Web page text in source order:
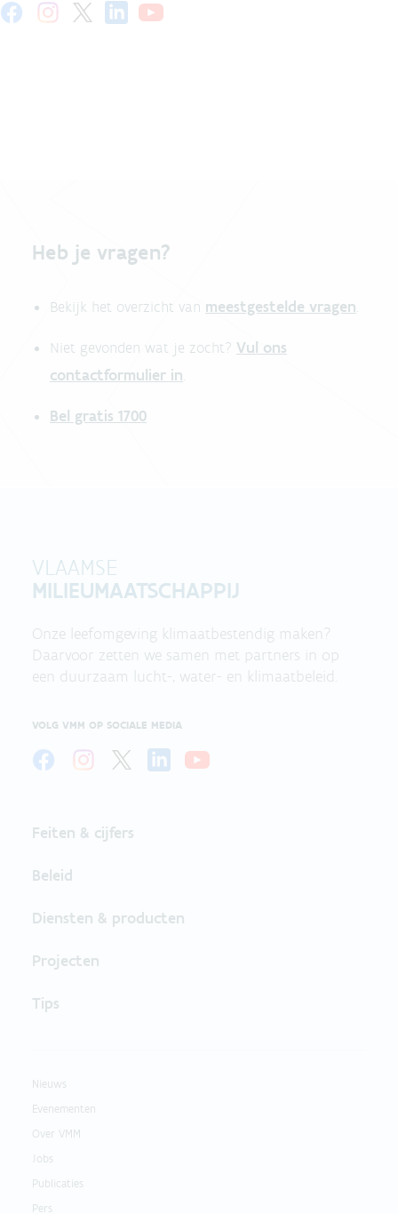
Heb je vragen?
Bekijk het overzicht van meestgestelde vragen.
Niet gevonden wat je zocht? Vul ons
contactformulier in.
Bel gratis 1700
VLAAMSE
MILIEUMAATSCHAPPIJ
Onze leefomgeving klimaatbestendig maken?
Daarvoor zetten we samen met partners in op
een duurzaam lucht-, water- en klimaatbeleid.
VOLG VMM OP SOCIALE MEDIA
Feiten & cijfers
Beleid
Diensten & producten
Projecten
Tips
Nieuws
Evenementen
Over VMM
Jobs
Publicaties
Pers